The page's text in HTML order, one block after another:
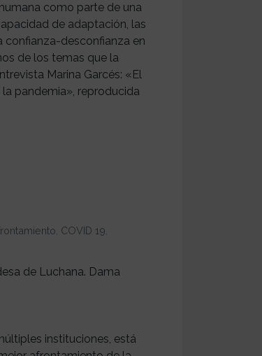
como parte de una
de adaptación, las
confianza-desconfianza en
de los temas que la
Marina Garcés: «El
pandemia», reproducida
COVID 19
de Luchana. Dama
instituciones, está